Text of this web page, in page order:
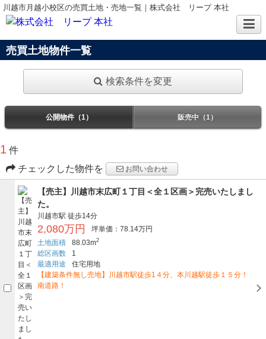
川越市月越小校区の売買土地・売地一覧｜株式会社 リープ 本社
売買土地物件一覧
検索条件を変更
公開物件（1） 販売中（1）
1 件
チェックした物件を
お問い合わせ
【売主】川越市末広町１丁目＜全１区画＞完売いたしまし
た。
川越市駅 徒歩14分
2,080万円
坪単価：78.14万円
土地面積
88.03m2
総区画数
1
最適用途
住宅用地
【建築条件無し売地】川越市駅徒歩1４分、本川越駅徒歩１５分！
南道路！